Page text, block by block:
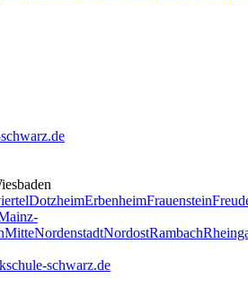
DotzheimErbenheimFrauenstein
MitteNordenstadtNordostRambach
schwarz.de